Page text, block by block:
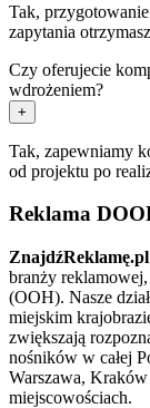
Tak,
zapytania
Czy oferujecie
wdrożeniem?
+
Tak, zapewniamy
od projektu po
Reklama
ZnajdźReklamę.pl
branży
(OOH). Nasze
miejskim
zwiększają
nośników w całej
Warszawa,
miejscowościach.